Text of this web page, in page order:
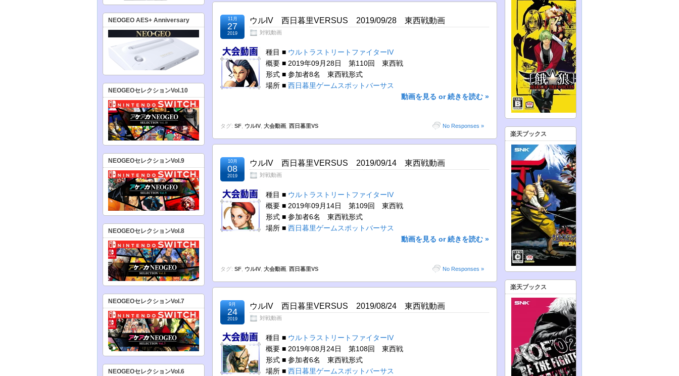
ウルIV 西日暮里VERSUS 2019/09/28 東西戦動画
対戦動画
11月
27
2019
種目 ■ ウルトラストリートファイターIV
概要 ■ 2019年09月28日 第110回 東西戦
形式 ■ 参加者8名 東西戦形式
場所 ■ 西日暮里ゲームスポットバーサス
動画を見る or 続きを読む »
No Responses »
タグ: SF ウルIV 大会動画 西日暮里VS
ウルIV 西日暮里VERSUS 2019/09/14 東西戦動画
対戦動画
10月
08
2019
種目 ■ ウルトラストリートファイターIV
概要 ■ 2019年09月14日 第109回 東西戦
形式 ■ 参加者6名 東西戦形式
場所 ■ 西日暮里ゲームスポットバーサス
動画を見る or 続きを読む »
No Responses »
タグ: SF ウルIV 大会動画 西日暮里VS
ウルIV 西日暮里VERSUS 2019/08/24 東西戦動画
対戦動画
9月
24
2019
種目 ■ ウルトラストリートファイターIV
概要 ■ 2019年08月24日 第108回 東西戦
形式 ■ 参加者6名 東西戦形式
場所 ■ 西日暮里ゲームスポットバーサス
NEOGEO AES+ Anniversary
NEOGEOセレクションVol.10
NEOGEOセレクションVol.9
NEOGEOセレクションVol.8
NEOGEOセレクションVol.7
NEOGEOセレクションVol.6
楽天ブックス
楽天ブックス